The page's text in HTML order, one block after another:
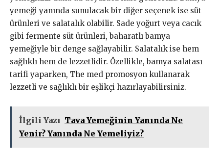
yemeği yanında sunulacak bir diğer seçenek ise süt
ürünleri ve salatalık olabilir. Sade yoğurt veya cacık
gibi fermente süt ürünleri, baharatlı bamya
yemeğiyle bir denge sağlayabilir. Salatalık ise hem
sağlıklı hem de lezzetlidir. Özellikle, bamya salatası
tarifi yaparken, The med promosyon kullanarak
lezzetli ve sağlıklı bir eşlikçi hazırlayabilirsiniz.
İlgili Yazı Tava Yemeğinin Yanında Ne
Yenir? Yanında Ne Yemeliyiz?